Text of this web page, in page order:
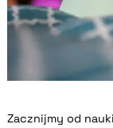
Zacznijmy od